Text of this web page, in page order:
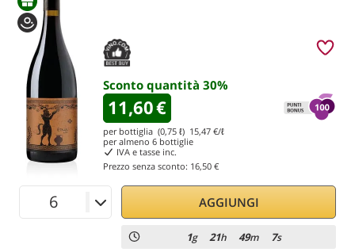
Sconto quantità 30%
11,60€
per bottiglia (0,75 ℓ) 15,47 €/ℓ
per almeno 6 bottiglie
IVA e tasse inc.
Prezzo senza sconto: 16,50 €
AGGIUNGI
1g 21h 49m 7s